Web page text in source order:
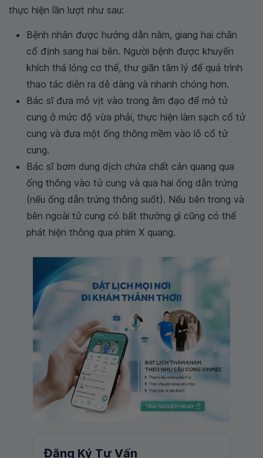
thực hiện lần lượt như sau:
Bệnh nhân được hướng dẫn nằm, giang hai chân
cố định sang hai bên. Người bệnh được khuyến
khích thả lỏng cơ thể, thư giãn tâm lý để quá trình
thao tác diễn ra dễ dàng và nhanh chóng hơn.
Bác sĩ đưa mỏ vịt vào trong âm đạo để mở tử
cung ở mức độ vừa phải, thực hiện làm sạch cổ tử
cung và đưa một ống thông mềm vào lỗ cổ tử
cung.
Bác sĩ bơm dung dịch chứa chất cản quang qua
ống thông vào tử cung và qua hai ống dẫn trứng
(nếu ống dẫn trứng thông suốt). Nếu bên trong và
bên ngoài tử cung có bất thường gì cũng có thể
phát hiện thông qua phim X quang.
Đăng Ký Tư Vấn